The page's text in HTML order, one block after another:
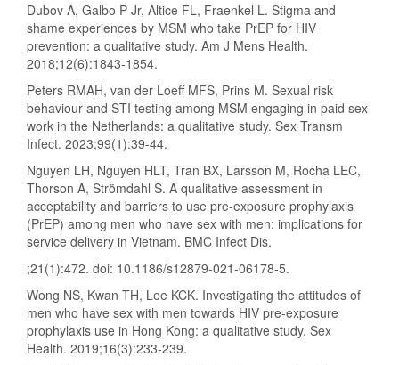
Dubov A, Galbo P Jr, Altice FL, Fraenkel L. Stigma and
shame experiences by MSM who take PrEP for HIV
prevention: a qualitative study. Am J Mens Health.
2018;12(6):1843-1854.
Peters RMAH, van der Loeff MFS, Prins M. Sexual risk
behaviour and STI testing among MSM engaging in paid sex
work in the Netherlands: a qualitative study. Sex Transm
Infect. 2023;99(1):39-44.
Nguyen LH, Nguyen HLT, Tran BX, Larsson M, Rocha LEC,
Thorson A, Strömdahl S. A qualitative assessment in
acceptability and barriers to use pre-exposure prophylaxis
(PrEP) among men who have sex with men: implications for
service delivery in Vietnam. BMC Infect Dis.
;21(1):472. doi: 10.1186/s12879-021-06178-5.
Wong NS, Kwan TH, Lee KCK. Investigating the attitudes of
men who have sex with men towards HIV pre-exposure
prophylaxis use in Hong Kong: a qualitative study. Sex
Health. 2019;16(3):233-239.